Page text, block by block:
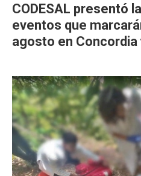
CODESAL presentó
eventos que
agosto en Concordia